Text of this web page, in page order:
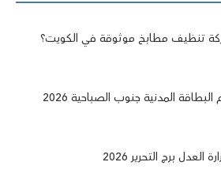
تنظيف مطابخ موثوقة في الكويت؟
المدنية جنوب الصباحية 2026
برج التحرير 2026